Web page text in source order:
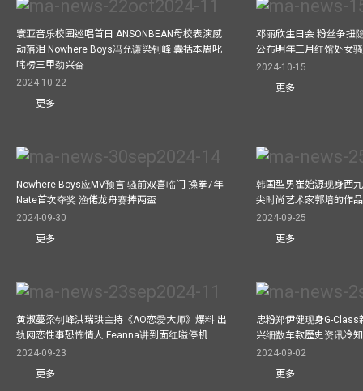
寰亚音乐校园巡唱首日 ANSONBEAN母校表演感
动落泪 Nowhere Boys冯允谦梁钊峰 囊括本周叱
咤榜三甲劲兴奋
2024-10-22
更多
邓丽欣生日会 粉丝争扭
公布明年三月红馆处女
2024-10-15
更多
Nowhere Boys应MV预言 骚前双喜临门 操拳7年
Nate首次夺奖 渔佬龙舟赛捧两盃
2024-09-30
更多
韩国型男崔始源现身西
尖时尚艺术家郭培的作
2024-09-25
更多
黄淑蔓梁钊峰洪瑞珙主持《AO恋爱大师》爆料 出
轨网恋性事恐怖情人 Feanna讲到面红嗌停机
2024-09-23
更多
忠粉郑伊健现身G-
兴细数车款歷史资讯冷
2024-09-02
更多